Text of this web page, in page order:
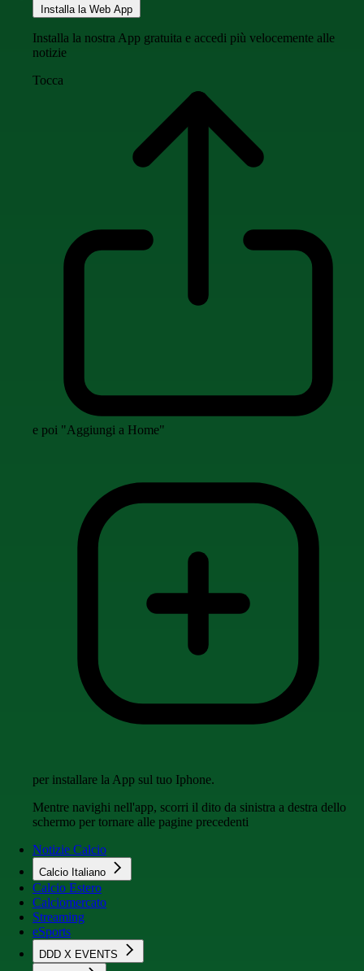
Installa la Web App
Installa la nostra App gratuita e accedi più velocemente alle
notizie
Tocca
e poi "Aggiungi a Home"
per installare la App sul tuo Iphone.
Mentre navighi nell'app, scorri il dito da sinistra a destra dello
schermo per tornare alle pagine precedenti
Notizie Calcio
Calcio Italiano
Calcio Estero
Calciomercato
Streaming
eSports
DDD X EVENTS